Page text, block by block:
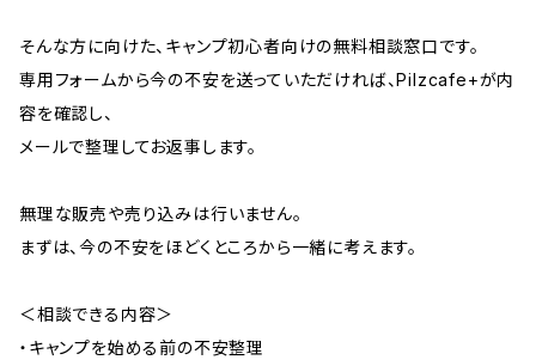
そんな方に向けた、キャンプ初心者向けの無料相談窓口です。
専用フォームから今の不安を送っていただければ、Pilzcafe+が内
容を確認し、
メールで整理してお返事します。
無理な販売や売り込みは行いません。
まずは、今の不安をほどくところから一緒に考えます。
＜相談できる内容＞
・キャンプを始める前の不安整理